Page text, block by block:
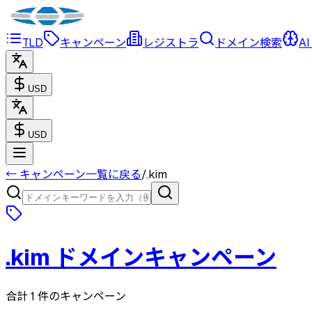
TLD キャンペーン レジストラ ドメイン検索 AI
USD
USD
← キャンペーン一覧に戻る/.kim
.kim ドメインキャンペーン
合計 1 件のキャンペーン